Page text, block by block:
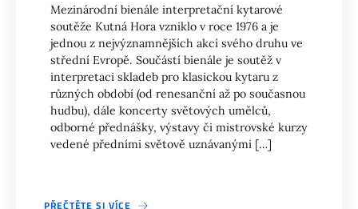
Mezinárodní bienále interpretační kytarové
soutěže Kutná Hora vzniklo v roce 1976 a je
jednou z nejvýznamnějších akcí svého druhu ve
střední Evropě. Součástí bienále je soutěž v
interpretaci skladeb pro klasickou kytaru z
různých období (od renesanční až po současnou
hudbu), dále koncerty světových umělců,
odborné přednášky, výstavy či mistrovské kurzy
vedené předními světově uznávanými […]
PŘEČTĚTE SI VÍCE